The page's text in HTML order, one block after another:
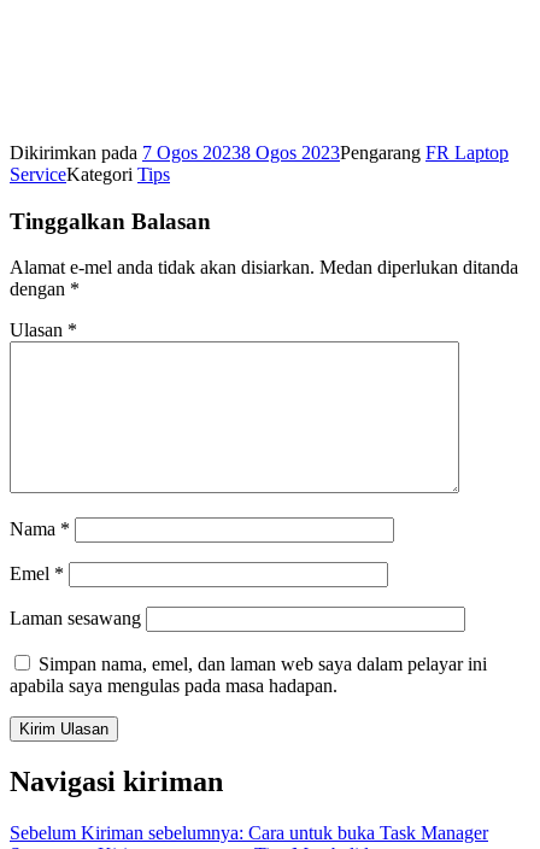
Dikirimkan pada 7 Ogos 20238 Ogos 2023Pengarang FR Laptop
ServiceKategori Tips
Tinggalkan Balasan
Alamat e-mel anda tidak akan disiarkan. Medan diperlukan ditanda
dengan *
Ulasan *
Nama *
Emel *
Laman sesawang
Simpan nama, emel, dan laman web saya dalam pelayar ini
apabila saya mengulas pada masa hadapan.
Navigasi kiriman
Sebelum Kiriman sebelumnya: Cara untuk buka Task Manager